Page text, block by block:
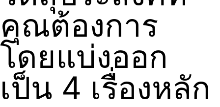
คุณต้องการ
โดยแบ่งออก
เป็น 4 เรื่องหลัก